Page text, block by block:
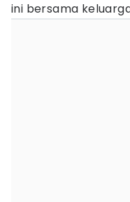
ini bersama